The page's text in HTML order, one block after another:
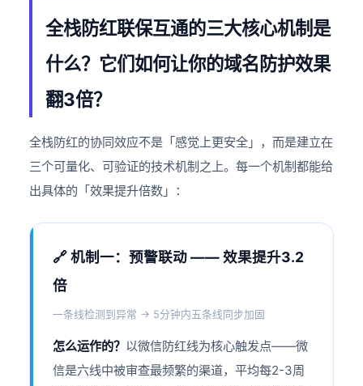
全栈防红联保互通的三大核心机制是
什么？它们如何让你的域名防护效果
翻3倍？
全栈防红的协同效应不是「感觉上更安全」，而是建立在
三个可量化、可验证的技术机制之上。每一个机制都能给
出具体的「效果提升倍数」：
🔗 机制一：预警联动 —— 效果提升3.2
倍
一条线检测到异常 → 5分钟内五条线同步加固
怎么运作的？ 以微信防红线为核心触发点——微
信是六线中被审查最频繁的渠道，平均每2-3周